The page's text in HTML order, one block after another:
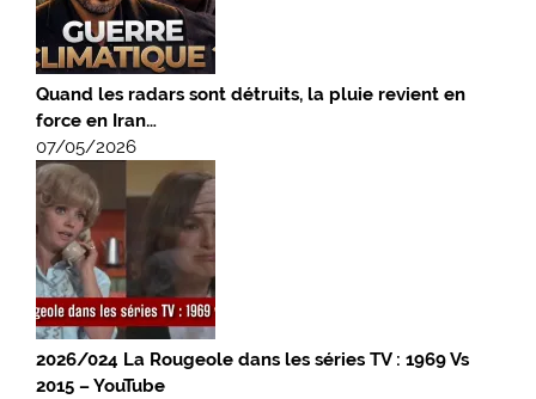
Quand les radars sont détruits, la pluie revient en
force en Iran…
07/05/2026
2026/024 La Rougeole dans les séries TV : 1969 Vs
2015 – YouTube